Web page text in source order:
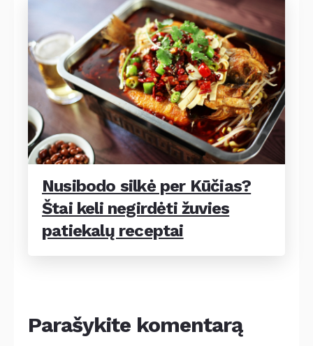
Nusibodo silkė per Kūčias?
Štai keli negirdėti žuvies
patiekalų receptai
Parašykite komentarą